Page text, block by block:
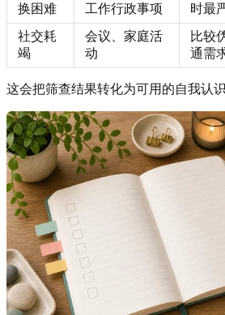
换困难
工作行政事项
时最
社交耗
竭
会议、家庭活
动
比较
通需
这会把筛查结果转化为可用的自我认